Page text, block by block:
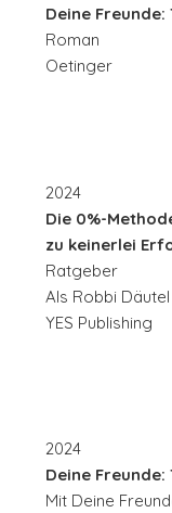
Deine Freunde:
Roman
Oetinger
2024
Die 0%-
zu keinerlei
Ratgeber
Als Robbi
YES Publishing
2024
Deine Freunde:
Mit Deine